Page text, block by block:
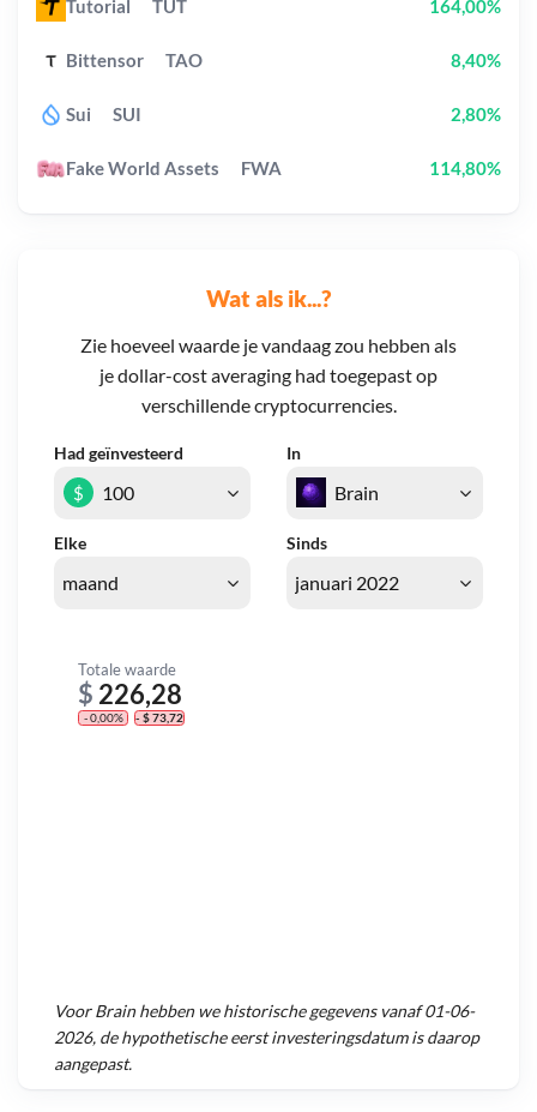
Wat als ik...?
Zie hoeveel waarde je vandaag zou hebben als
je dollar-cost averaging had toegepast op
verschillende cryptocurrencies.
Had geïnvesteerd In
Elke Sinds
$
Totale waarde
$ 226,28
- 0,00% - $ 73,72
VoorBrainhebben we historische gegevens vanaf01-06-
2026, de hypothetische eerst investeringsdatum is daarop
aangepast.
Tutorial TUT 164,00%
Bittensor TAO 8,40%
Sui SUI 2,80%
Fake World Assets FWA 114,80%